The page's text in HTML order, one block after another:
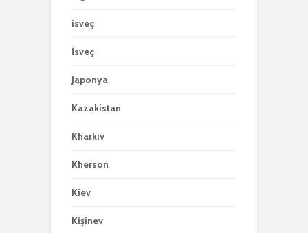
isveç
İsveç
Japonya
Kazakistan
Kharkiv
Kherson
Kiev
Kişinev